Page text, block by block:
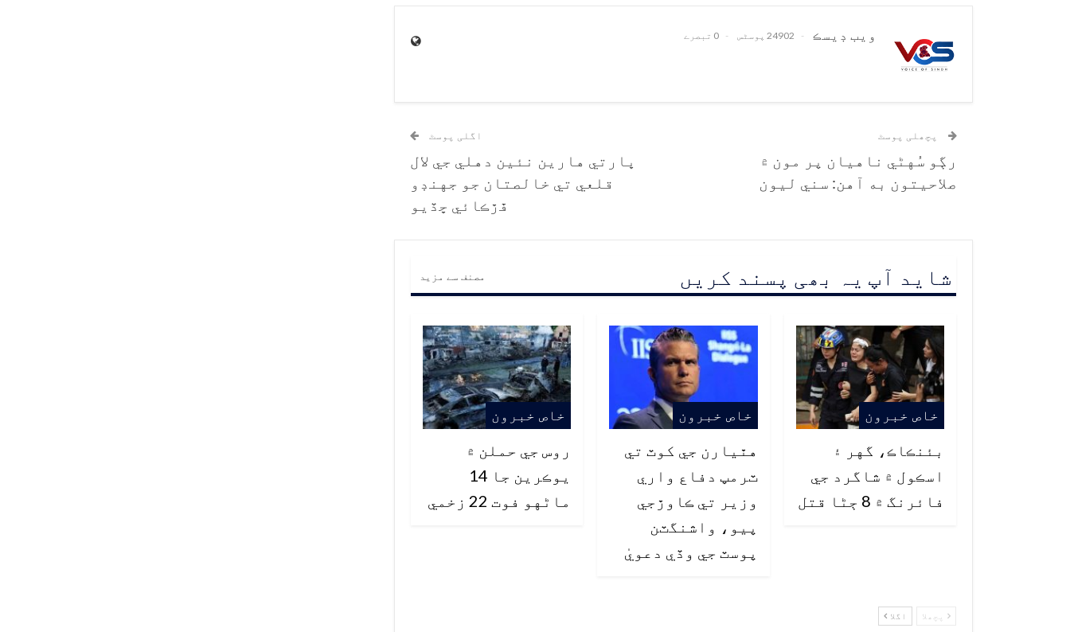
ويب ڊيسڪ 24902 پوسٹس 0 تبصرے
پچھلی پوسٹ
رڳو سُهڻي ناهيان پر مون ۾
صلاحيتون به آهن: سني ليون
اگلی پوسٹ
ڀارتي هارين نئين دهلي جي لال
قلعي تي خالصتان جو جهنڊو
ڦڙڪائي ڇڏيو
شاید آپ یہ بھی پسند کریں مصنف سے مزید
خاص خبرون
بئنڪاڪ، گهر ۽
اسڪول ۾ شاگرد جي
فائرنگ ۾ 8 ڄڻا قتل
خاص خبرون
هٿيارن جي کوٽ تي
ٽرمپ دفاع واري
وزير تي ڪاوڙجي
پيو، واشنگٽن
پوسٽ جي وڏي دعويٰ
خاص خبرون
روس جي حملن ۾
يوڪرين جا 14
ماڻهو فوت 22 زخمي
پچھلا اگلا